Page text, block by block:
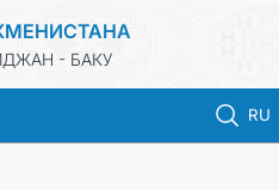
- БАКУ
RU